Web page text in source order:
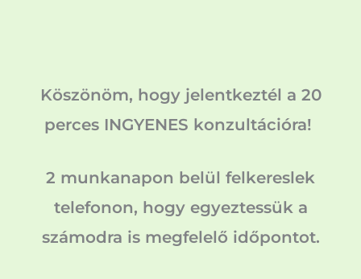
Köszönöm, hogy jelentkeztél a 20
perces INGYENES konzultációra!
2 munkanapon belül felkereslek
telefonon, hogy egyeztessük a
számodra is megfelelő időpontot.